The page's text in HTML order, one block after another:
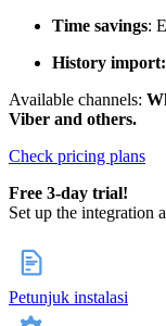
Time savings:
History import:
Available channels:
Viber and others.
Check pricing plans
Free 3-day trial!
Set up the integration
Petunjuk instalasi